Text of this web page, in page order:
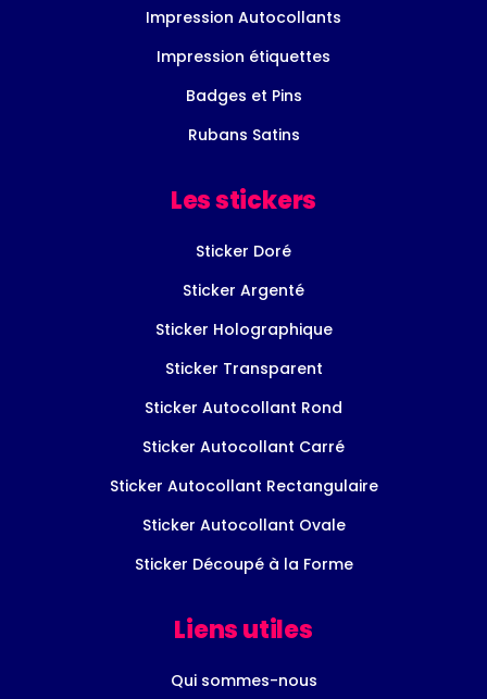
Impression Autocollants
Impression étiquettes
Badges et Pins
Rubans Satins
Les stickers
Sticker Doré
Sticker Argenté
Sticker Holographique
Sticker Transparent
Sticker Autocollant Rond
Sticker Autocollant Carré
Sticker Autocollant Rectangulaire
Sticker Autocollant Ovale
Sticker Découpé à la Forme
Liens utiles
Qui sommes-nous